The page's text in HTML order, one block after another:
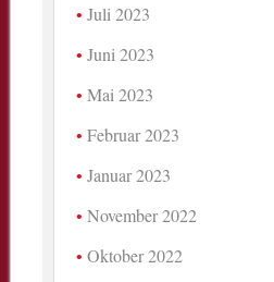
Juli 2023
Juni 2023
Mai 2023
Februar 2023
Januar 2023
November 2022
Oktober 2022